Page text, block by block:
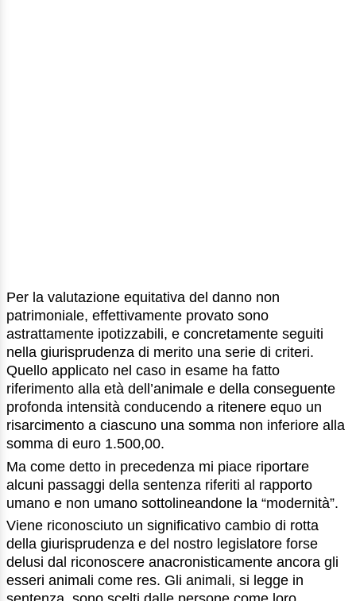
Per la valutazione equitativa del danno non
patrimoniale, effettivamente provato sono
astrattamente ipotizzabili, e concretamente seguiti
nella giurisprudenza di merito una serie di criteri.
Quello applicato nel caso in esame ha fatto
riferimento alla età dell’animale e della conseguente
profonda intensità conducendo a ritenere equo un
risarcimento a ciascuno una somma non inferiore alla
somma di euro 1.500,00.
Ma come detto in precedenza mi piace riportare
alcuni passaggi della sentenza riferiti al rapporto
umano e non umano sottolineandone la “modernità”.
Viene riconosciuto un significativo cambio di rotta
della giurisprudenza e del nostro legislatore forse
delusi dal riconoscere anacronisticamente ancora gli
esseri animali come res. Gli animali, si legge in